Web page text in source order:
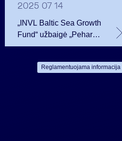
2025 07 14
„INVL Baltic Sea Growth
Fund“ užbaigė „Pehart
Group“ Rumunijoje
Reglamentuojama informacija